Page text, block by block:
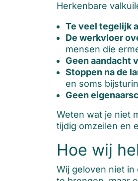
Herkenbare
Te veel tegelijk
De werkvloer
mensen die
Geen aandacht
Stoppen na de
en soms
Geen
Weten wat je niet
tijdig omzeilen en
Hoe wij
Wij geloven niet